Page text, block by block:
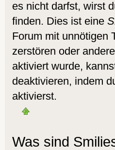
es nicht darfst, wirst
finden. Dies ist eine
Forum mit unnötigen
zerstören oder
aktiviert wurde,
deaktivieren, indem
aktivierst.
Was sind